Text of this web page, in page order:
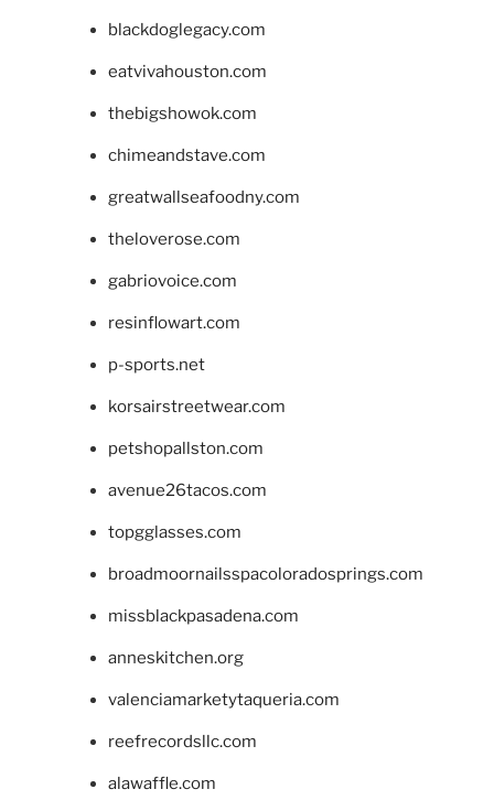
blackdoglegacy.com
eatvivahouston.com
thebigshowok.com
chimeandstave.com
greatwallseafoodny.com
theloverose.com
gabriovoice.com
resinflowart.com
p-sports.net
korsairstreetwear.com
petshopallston.com
avenue26tacos.com
topgglasses.com
broadmoornailsspacoloradosprings.com
missblackpasadena.com
anneskitchen.org
valenciamarketytaqueria.com
reefrecordsllc.com
alawaffle.com